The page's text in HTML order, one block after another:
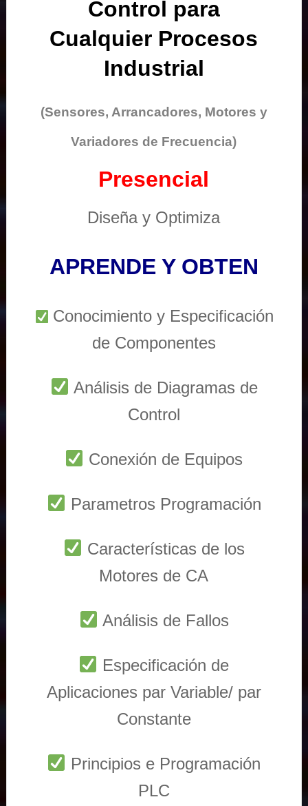
Control para
Cualquier Procesos
Industrial
(Sensores, Arrancadores, Motores y
Variadores de Frecuencia)
Presencial
Diseña y Optimiza
APRENDE Y OBTEN
Conocimiento y Especificación
de Componentes
Análisis de Diagramas de
Control
Conexión de Equipos
Parametros Programación
Características de los
Motores de CA
Análisis de Fallos
Especificación de
Aplicaciones par Variable/ par
Constante
Principios e Programación
PLC